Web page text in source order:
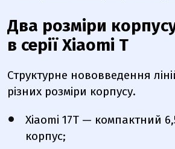
Два розміри
в серії Xiaomi Т
Структурне нововведення
різних розміри корпусу.
Xiaomi 17T — компактний
корпус;